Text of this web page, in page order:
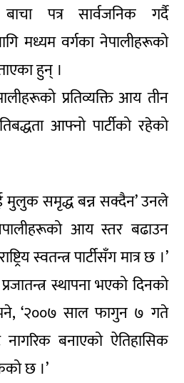
पत्र सार्वजनिक गर्दै
मध्यम वर्गका नेपालीहरूको
हुन् ।
प्रतिव्यक्ति आय तीन
आफ्नो पार्टीको रहेको
मुलुक समृद्ध बन्न सक्दैन’ उनले
आय स्तर बढाउन
स्वतन्त्र पार्टीसँग मात्र छ ।’
स्थापना भएको दिनको
‘२००७ साल फागुन ७ गते
नागरिक बनाएको ऐतिहासिक
छ ।’